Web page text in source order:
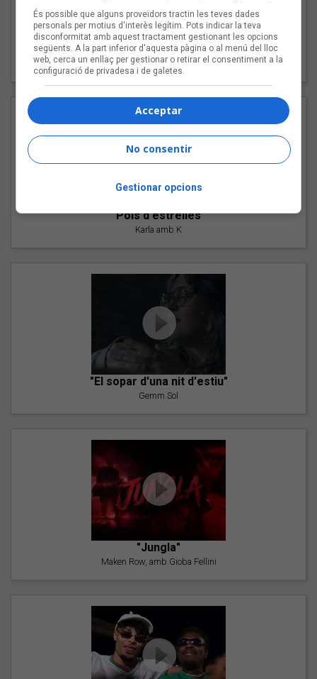
"Les cabres"
94 Rules amb Compte
"Pols d'estrelles"
Karla amb K
"El sopar d'una nit d'estiu"
Gemm Sol
"Jungla"
Maken Row, amb Gioba Fellini
És possible que alguns proveïdors tractin les teves dades
personals per motius d'interès legítim. Pots indicar la teva
disconformitat amb aquest tractament gestionant les opcions
següents. A la part inferior d'aquesta pàgina o al menú del lloc
web, cerca un enllaç per gestionar o retirar el consentiment a la
configuració de privadesa i de galetes.
Acceptar
No consentir
Gestionar opcions